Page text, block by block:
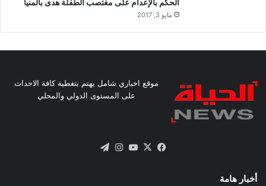
الحكم بالإعدام على مغتصب الطفلة هدى بالمنيا
مايو 3, 2017
موقع اخباري شامل يهتم بتغطية كافة الاحداث
على المستوى الدولي والمحلي
فيسبوك
X يوتيوبانستقرام
أخبار هامة